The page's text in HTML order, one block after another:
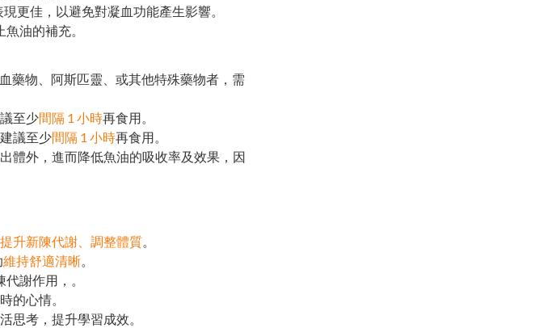
更佳，以避免對凝血功能產生影響。
油的補充。
藥物、阿斯匹靈、或其他特殊藥物者，需
至少間隔 1 小時再食用。
議至少間隔 1 小時再食用。
體外，進而降低魚油的吸收率及效果，因
提升新陳代謝、調整體質。
維持舒適清晰。
謝作用，。
的心情。
思考，提升學習成效。